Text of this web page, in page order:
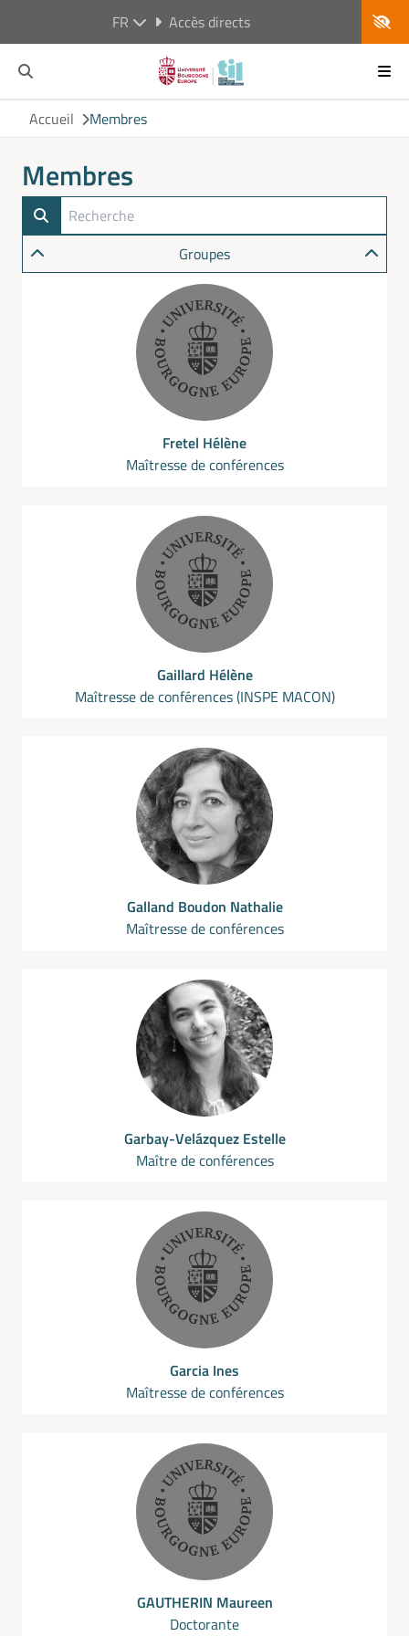
FR Accès directs
Accueil Membres
Membres
Groupes
Fretel Hélène
Maîtresse de conférences
Gaillard Hélène
Maîtresse de conférences (INSPE MACON)
Galland Boudon Nathalie
Maîtresse de conférences
Garbay-Velázquez Estelle
Maître de conférences
Garcia Ines
Maîtresse de conférences
GAUTHERIN Maureen
Doctorante